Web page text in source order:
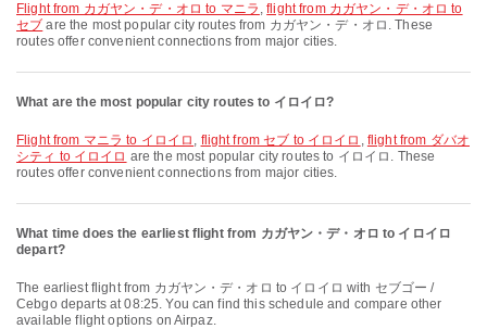
flight from カガヤン・デ・オロ to マニラ ,flight from カガヤン・デ・オロ to
セブ are the most popular city routes from カガヤン・デ・オロ. These
routes offer convenient connections from major cities.
What are the most popular city routes to イロイロ?
flight from マニラ to イロイロ , flight from セブ to イロイロ , flight from ダバオ
シティ to イロイロ are the most popular city routes to イロイロ. These
routes offer convenient connections from major cities.
What time does the earliest flight from カガヤン・デ・オロ to イロイロ
depart?
The earliest flight from カガヤン・デ・オロ to イロイロ with セブゴー /
Cebgo departs at 08:25. You can find this schedule and compare other
available flight options on Airpaz.